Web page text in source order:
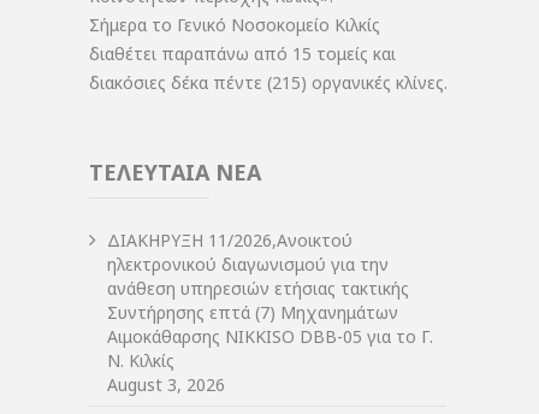
Σήμερα το Γενικό Νοσοκομείο Κιλκίς
διαθέτει παραπάνω από 15 τομείς και
διακόσιες δέκα πέντε (215) οργανικές κλίνες.
ΤΕΛΕΥΤΑΙΑ ΝΕΑ
ΔIΑΚΗΡΥΞΗ 11/2026,Ανοικτού
ηλεκτρονικού διαγωνισμού για την
ανάθεση υπηρεσιών ετήσιας τακτικής
Συντήρησης επτά (7) Μηχανημάτων
Αιμοκάθαρσης NIKKISO DBB-05 για το Γ.
Ν. Κιλκίς
August 3, 2026